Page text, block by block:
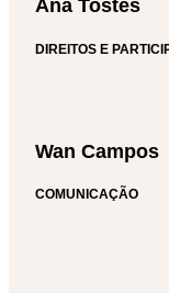
Ana Tostes
DIREITOS E
Wan Campos
COMUNICAÇÃO